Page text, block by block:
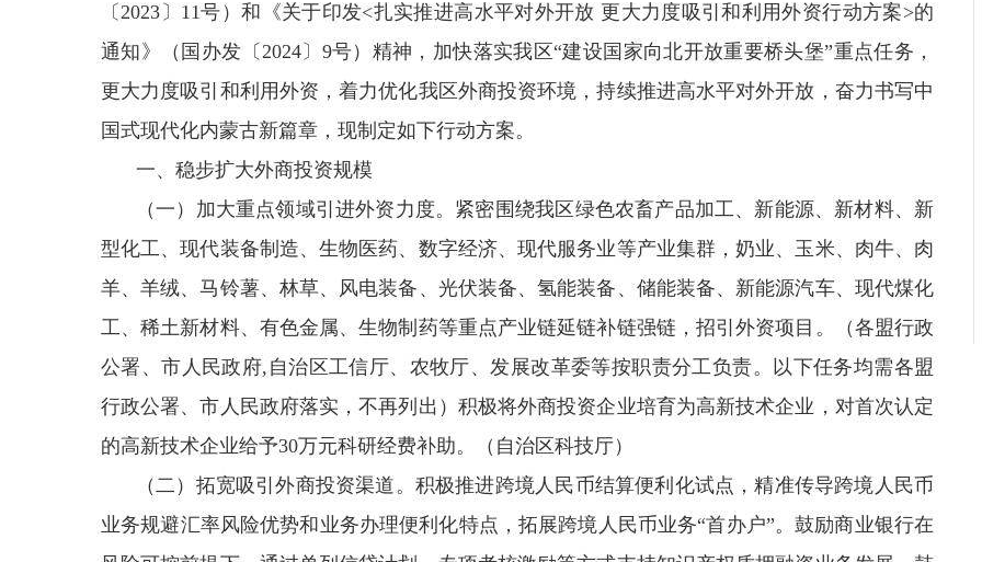
〔2023〕11号）和《关于印发<扎实推进高水平对外开放 更大力度吸引和利用外资行动方案>的
通知》（国办发〔2024〕9号）精神，加快落实我区“建设国家向北开放重要桥头堡”重点任务，
更大力度吸引和利用外资，着力优化我区外商投资环境，持续推进高水平对外开放，奋力书写中
国式现代化内蒙古新篇章，现制定如下行动方案。
一、稳步扩大外商投资规模
（一）加大重点领域引进外资力度。紧密围绕我区绿色农畜产品加工、新能源、新材料、新
型化工、现代装备制造、生物医药、数字经济、现代服务业等产业集群，奶业、玉米、肉牛、肉
羊、羊绒、马铃薯、林草、风电装备、光伏装备、氢能装备、储能装备、新能源汽车、现代煤化
工、稀土新材料、有色金属、生物制药等重点产业链延链补链强链，招引外资项目。（各盟行政
公署、市人民政府,自治区工信厅、农牧厅、发展改革委等按职责分工负责。以下任务均需各盟
行政公署、市人民政府落实，不再列出）积极将外商投资企业培育为高新技术企业，对首次认定
的高新技术企业给予30万元科研经费补助。（自治区科技厅）
（二）拓宽吸引外商投资渠道。积极推进跨境人民币结算便利化试点，精准传导跨境人民币
业务规避汇率风险优势和业务办理便利化特点，拓展跨境人民币业务“首办户”。鼓励商业银行在